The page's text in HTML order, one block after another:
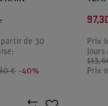
partir de 30
€ -40%
Prix
jours
Prix